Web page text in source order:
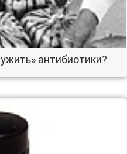
антибиотики?